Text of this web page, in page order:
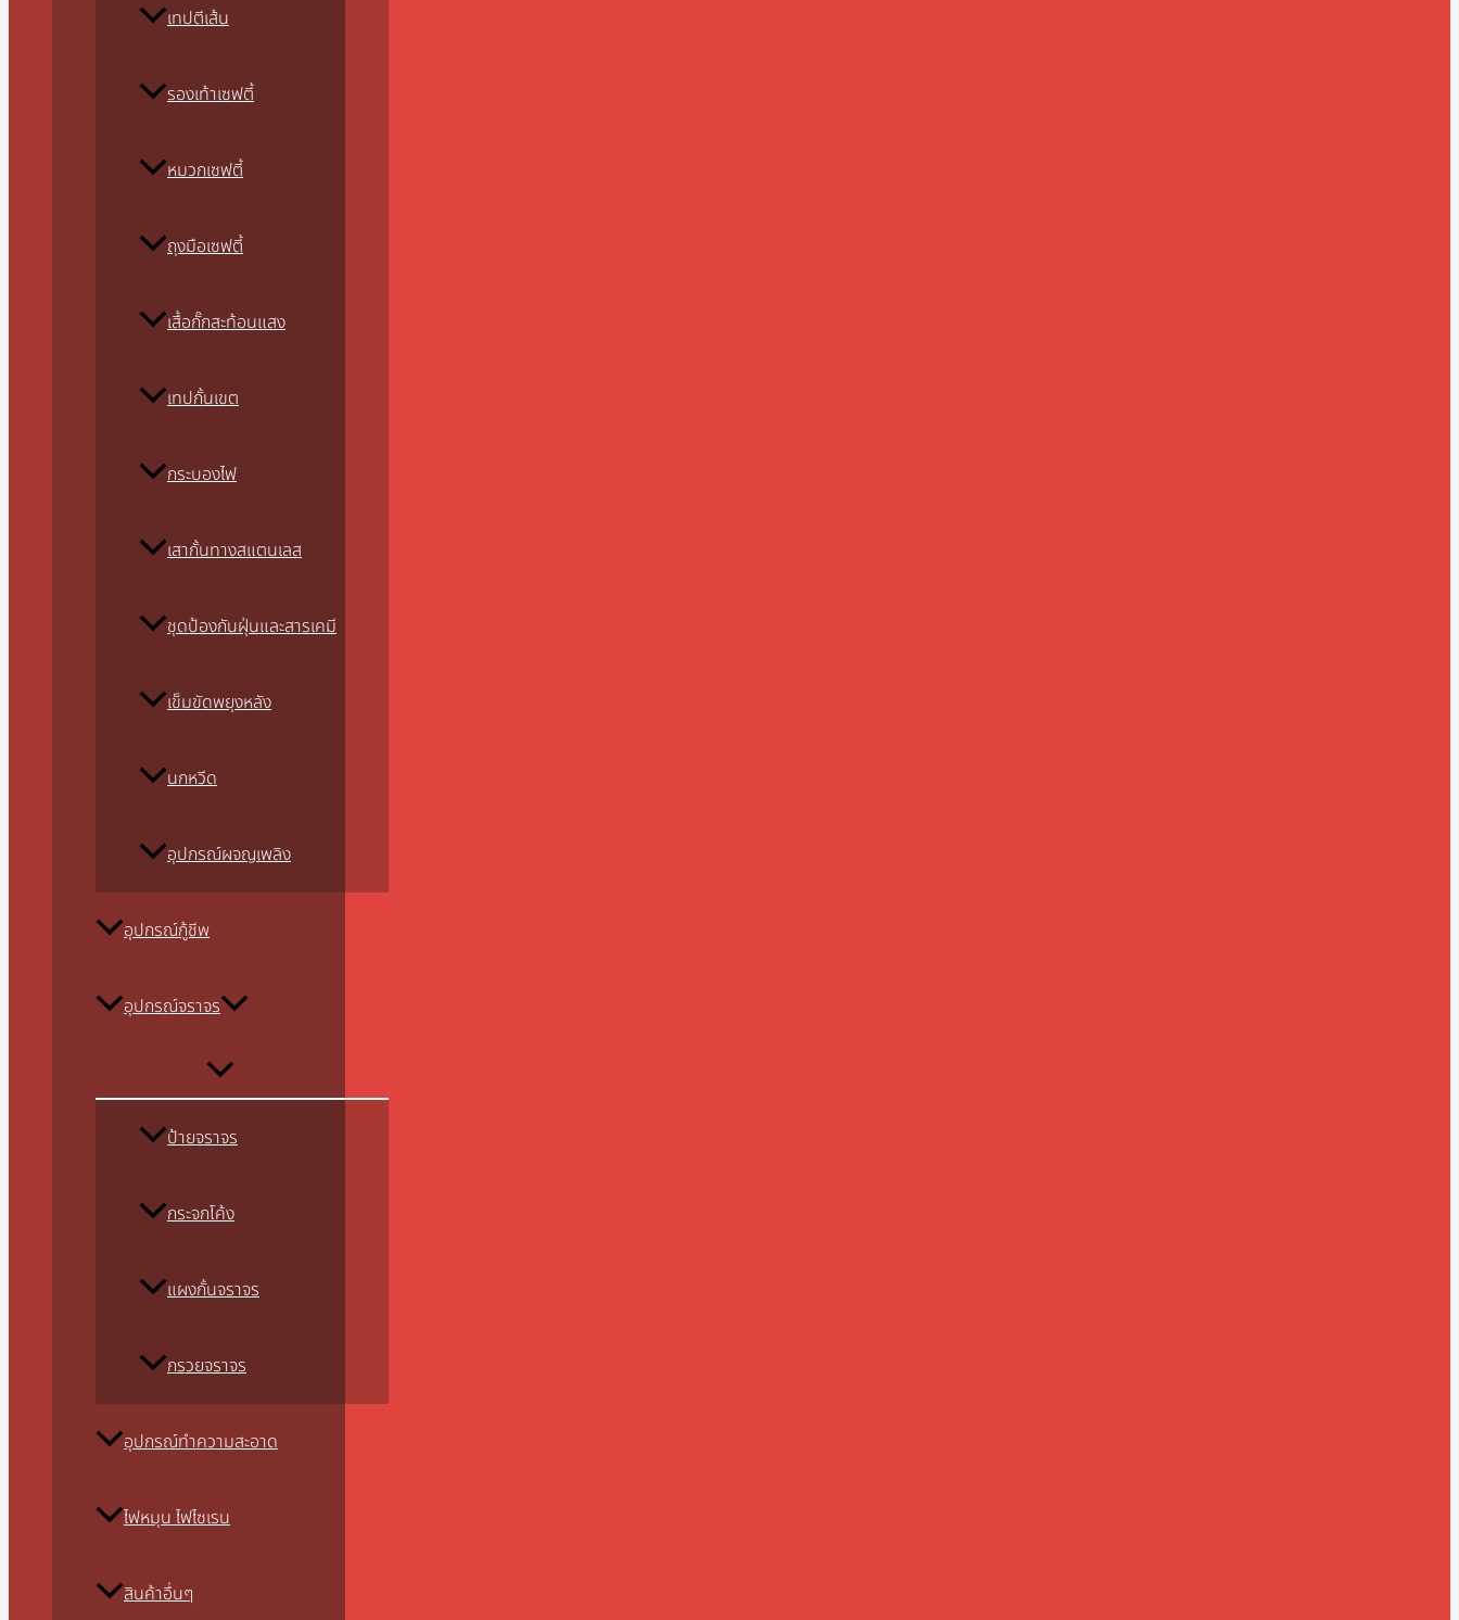
เทปตีเส้น
รองเท้าเซฟตี้
หมวกเซฟตี้
ถุงมือเซฟตี้
เสื้อกั๊กสะท้อนแสง
เทปกั้นเขต
กระบองไฟ
เสากั้นทางสแตนเลส
ชุดป้องกันฝุ่นและสารเคมี
เข็มขัดพยุงหลัง
นกหวีด
อุปกรณ์ผจญเพลิง
อุปกรณ์กู้ชีพ
อุปกรณ์จราจร
ป้ายจราจร
กระจกโค้ง
แผงกั้นจราจร
กรวยจราจร
อุปกรณ์ทำความสะอาด
ไฟหมุน ไฟไซเรน
สินค้าอื่นๆ